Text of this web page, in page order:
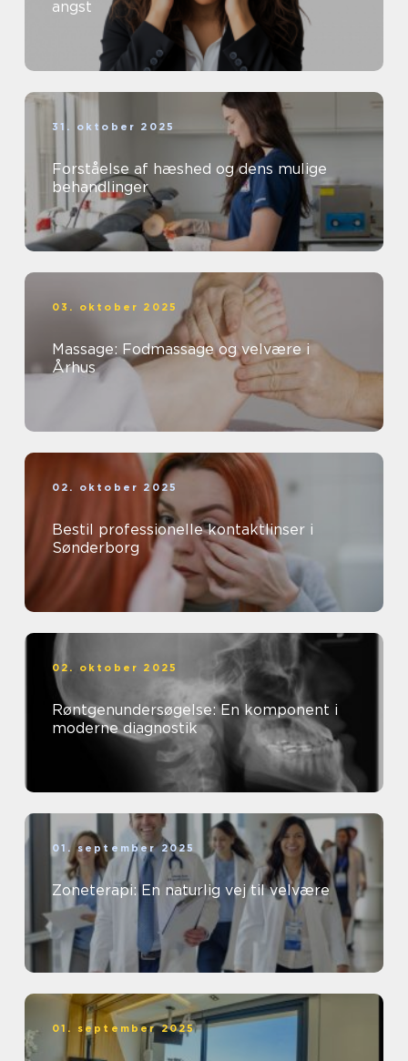
angst
31. oktober 2025
Forståelse af hæshed og dens mulige
behandlinger
03. oktober 2025
Massage: Fodmassage og velvære i
Århus
02. oktober 2025
Bestil professionelle kontaktlinser i
Sønderborg
02. oktober 2025
Røntgenundersøgelse: En komponent i
moderne diagnostik
01. september 2025
Zoneterapi: En naturlig vej til velvære
01. september 2025